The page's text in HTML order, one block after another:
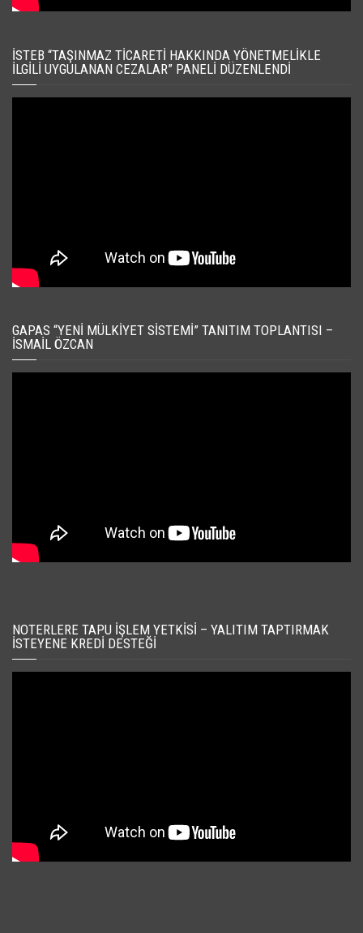
İSTEB “TAŞINMAZ TICARETI HAKKINDA YÖNETMELIKLE
İLGILI UYGULANAN CEZALAR” PANELI DÜZENLENDI
GAPAS “YENI MÜLKIYET SISTEMI” TANITIM TOPLANTISI –
İSMAIL ÖZCAN
NOTERLERE TAPU İŞLEM YETKISI – YALITIM TAPTIRMAK
İSTEYENE KREDI DESTEĞI